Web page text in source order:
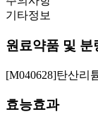
기타정보
원료약품 및 분
[M040628]탄산리
효능효과